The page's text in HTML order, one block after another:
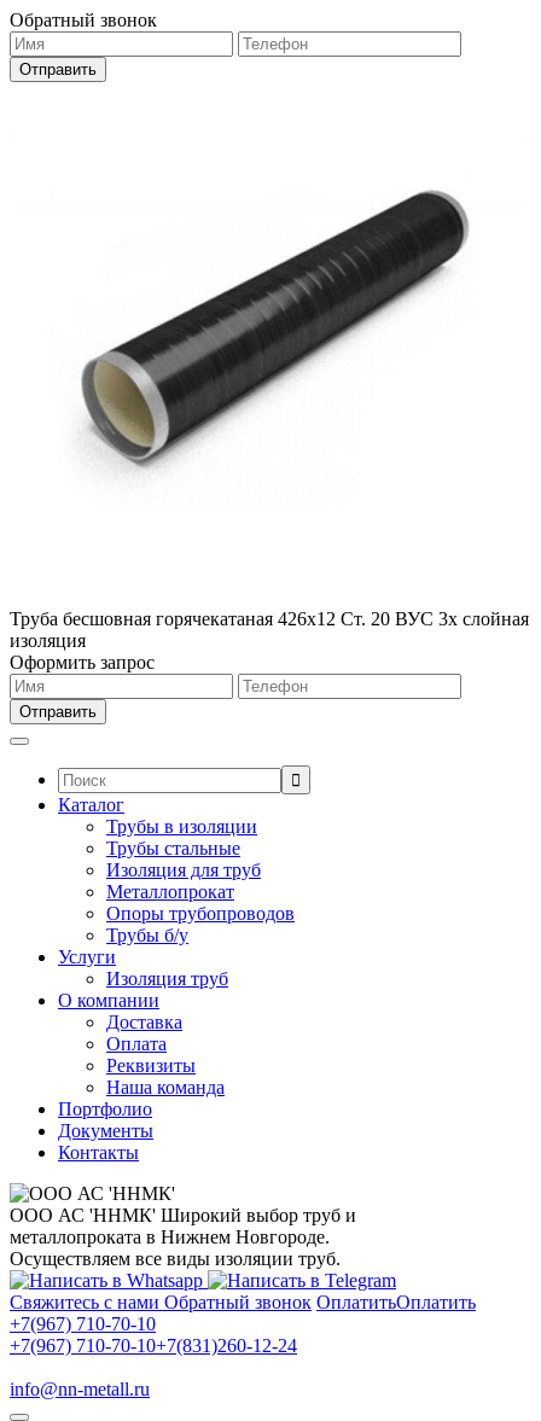
Обратный звонок
Труба бесшовная горячекатаная 426х12 Ст. 20 ВУС 3х слойная
изоляция
Оформить запрос
Поиск:
Каталог
Трубы в изоляции
Трубы стальные
Изоляция для труб
Металлопрокат
Опоры трубопроводов
Трубы б/у
Услуги
Изоляция труб
О компании
Доставка
Оплата
Реквизиты
Наша команда
Портфолио
Документы
Контакты
ООО АС 'ННМК' Широкий выбор труб и
металлопроката в Нижнем Новгороде.
Осуществляем все виды изоляции труб.
Свяжитесь с нами Обратный звонок ОплатитьОплатить
+7(967) 710-70-10
+7(967) 710-70-10+7(831)260-12-24
info@nn-metall.ru